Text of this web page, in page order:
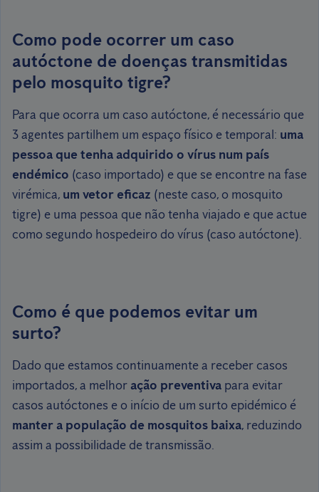
Como pode ocorrer um caso
autóctone de doenças transmitidas
pelo mosquito tigre?
Para que ocorra um caso autóctone, é necessário que
3 agentes partilhem um espaço físico e temporal: uma
pessoa que tenha adquirido o vírus num país
endémico (caso importado) e que se encontre na fase
virémica, um vetor eficaz (neste caso, o mosquito
tigre) e uma pessoa que não tenha viajado e que actue
como segundo hospedeiro do vírus (caso autóctone).
Como é que podemos evitar um
surto?
Dado que estamos continuamente a receber casos
importados, a melhoração preventiva para evitar
casos autóctones e o início de um surto epidémico é
manter a população de mosquitos baixa, reduzindo
assim a possibilidade de transmissão.